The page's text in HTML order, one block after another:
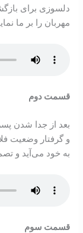
دلسوزی برای
مهربان را بر ما
قسمت دوم
بعد از جدا شدن
و گرفتار وضعيت
به خود می‌آيد و
قسمت سوم